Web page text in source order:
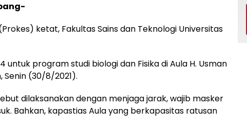
ketat, Fakultas Sains dan Teknologi Universitas
untuk program studi biologi dan Fisika di Aula H. Usman
Senin (30/8/2021).
dilaksanakan dengan menjaga jarak, wajib masker
Bahkan, kapastias Aula yang berkapasitas ratusan